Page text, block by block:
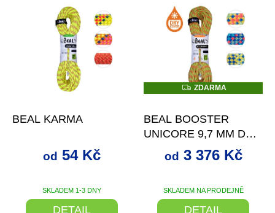
BEAL KARMA
SKLADEM 1-3 DNY
od 54 Kč
DETAIL
Z
D
M
A
ZDARMA
BEAL BOOSTER
UNICORE 9,7 MM DRY
COVER
SKLADEM NA PRODEJNĚ
od 3 376 Kč
DETAIL